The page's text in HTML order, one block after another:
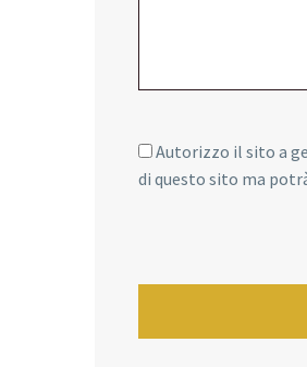
Autorizzo il sito a
di questo sito ma